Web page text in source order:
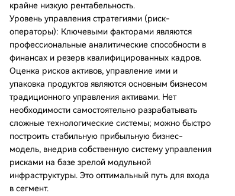
крайне низкую рентабельность.
Уровень управления стратегиями (риск-
операторы): Ключевыми факторами являются
профессиональные аналитические способности в
финансах и резерв квалифицированных кадров.
Оценка рисков активов, управление ими и
упаковка продуктов являются основным бизнесом
традиционного управления активами. Нет
необходимости самостоятельно разрабатывать
сложные технологические системы; можно быстро
построить стабильную прибыльную бизнес-
модель, внедрив собственную систему управления
рисками на базе зрелой модульной
инфраструктуры. Это оптимальный путь для входа
в сегмент.